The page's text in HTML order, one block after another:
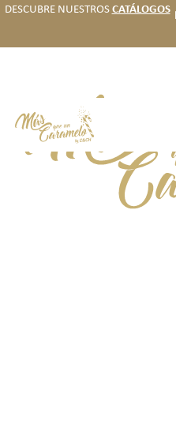
DESCUBRE NUESTROS CATÁLOGOS